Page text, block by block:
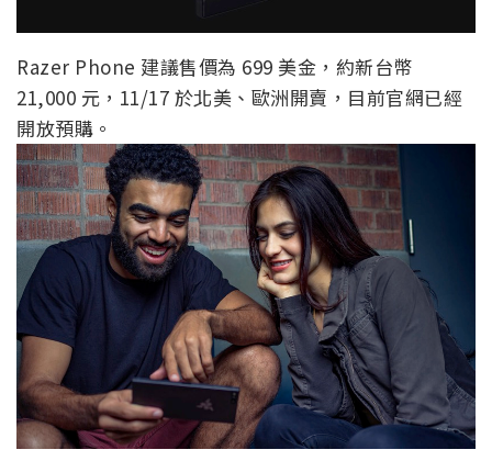
Razer Phone 建議售價為 699 美金，約新台幣
21,000 元，11/17 於北美、歐洲開賣，目前官網已經
開放預購。